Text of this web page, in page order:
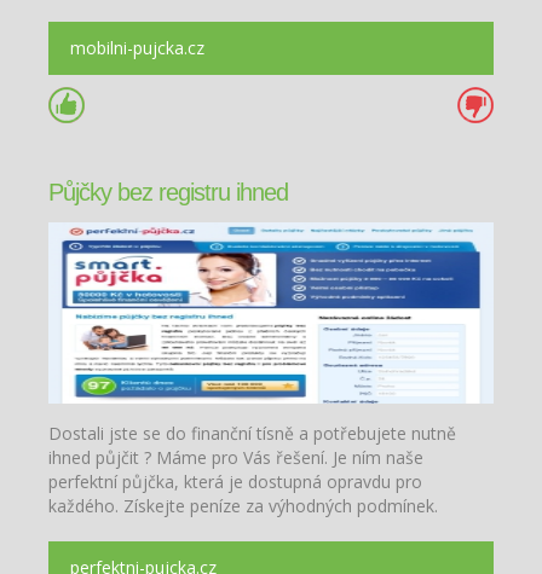
mobilni-pujcka.cz
Půjčky bez registru ihned
Dostali jste se do finanční tísně a potřebujete nutně
ihned půjčit ? Máme pro Vás řešení. Je ním naše
perfektní půjčka, která je dostupná opravdu pro
každého. Získejte peníze za výhodných podmínek.
perfektni-pujcka.cz